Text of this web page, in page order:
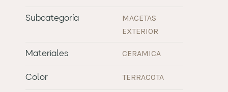
Subcategoría
MACETAS
EXTERIOR
Materiales CERAMICA
Color TERRACOTA